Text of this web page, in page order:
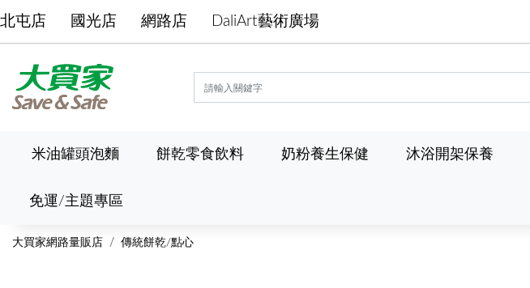
北屯店 國光店 網路店 DaliArt藝術廣場
米油罐頭泡麵 餅乾零食飲料 奶粉養生保健 沐浴開架保養
免運/主題專區
大買家網路量販店 傳統餅乾/點心